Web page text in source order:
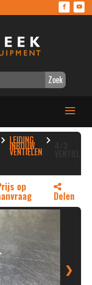
Zoek
LEIDING
INBOUW
VENTIELEN
op
Delen
❯